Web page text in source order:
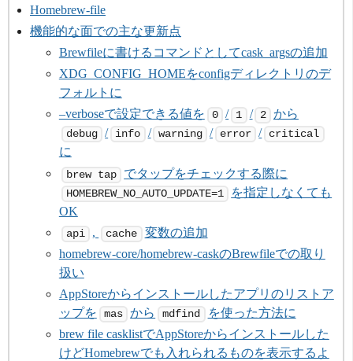
Homebrew-file
機能的な面での主な更新点
Brewfileに書けるコマンドとしてcask_argsの追加
XDG_CONFIG_HOMEをconfigディレクトリのデ
フォルトに
–verboseで設定できる値を
0 / 1 / 2 から
debug / info / warning / error / critical
に
brew tap でタップをチェックする際に
HOMEBREW_NO_AUTO_UPDATE=1
を指定しなくても
OK
api , cache
変数の追加
homebrew-core/homebrew-caskのBrewfileでの取り
扱い
AppStoreからインストールしたアプリのリストア
ップを
mas から mdfind
を使った方法に
brew file casklistでAppStoreからインストールした
けどHomebrewでも入れられるものを表示するよ